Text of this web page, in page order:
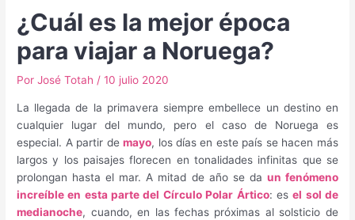
¿Cuál es la mejor época
para viajar a Noruega?
PorJosé Totah/10 julio 2020
La llegada de la primavera siempre embellece un destino en
cualquier lugar del mundo, pero el caso de Noruega es
especial. A partir demayo, los días en este país se hacen más
largos y los paisajes florecen en tonalidades infinitas que se
prolongan hasta el mar. A mitad de año se da un fenómeno
increíble en esta parte del Círculo Polar Ártico: esel sol de
medianoche, cuando, en las fechas próximas al solsticio de